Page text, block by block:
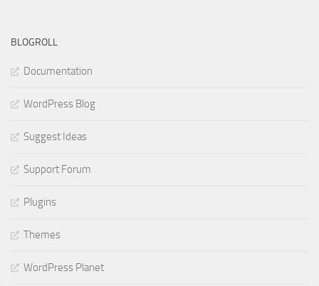
BLOGROLL
Documentation
WordPress Blog
Suggest Ideas
Support Forum
Plugins
Themes
WordPress Planet